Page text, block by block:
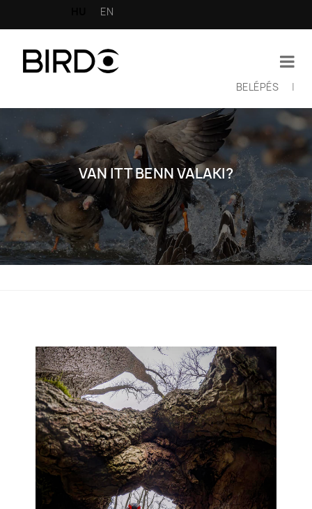
EN
fiók
menüje
BELÉPÉS |
VAN ITT BENN VALAKI?